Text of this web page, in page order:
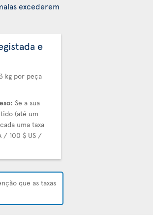
excederem
e
kg por peça
Se a sua
(até um
uma taxa
/ 100 $ US /
que as taxas